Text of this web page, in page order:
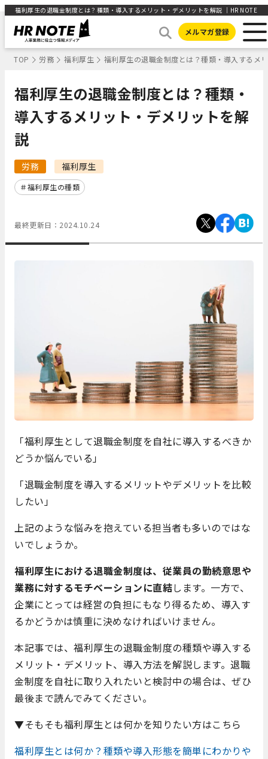
福利厚生の退職金制度とは？種類・導入するメリット・デメリットを解説 ｜HR NOTE
メルマガ登録
TOP 労務 福利厚生 福利厚生の退職金制度とは？種類・導入するメ
福利厚生の退職金制度とは？種類・
導入するメリット・デメリットを解
説
労務 福利厚生
福利厚生の種類
最終更新日： 2024.10.24
「福利厚生として退職金制度を自社に導入するべきか
どうか悩んでいる」
「退職金制度を導入するメリットやデメリットを比較
したい」
上記のような悩みを抱えている担当者も多いのではな
いでしょうか。
福利厚生における退職金制度は、従業員の勤続意思や
業務に対するモチベーションに直結します。一方で、
企業にとっては経営の負担にもなり得るため、導入す
るかどうかは慎重に決めなければいけません。
本記事では、福利厚生の退職金制度の種類や導入する
メリット・デメリット、導入方法を解説します。退職
金制度を自社に取り入れたいと検討中の場合は、ぜひ
最後まで読んでみてください。
▼そもそも福利厚生とは何かを知りたい方はこちら
福利厚生とは何か？種類や導入形態を簡単にわかりや